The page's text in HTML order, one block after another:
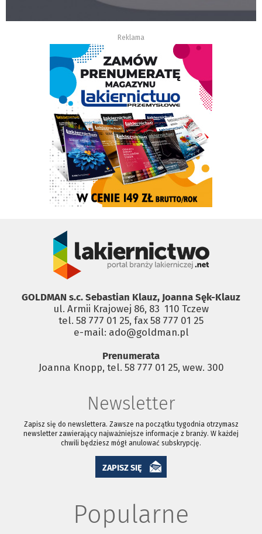
Reklama
GOLDMAN s.c. Sebastian Klauz, Joanna Sęk-Klauz
ul. Armii Krajowej 86, 83 ­ 110 Tczew
tel. 58 777 01 25, fax 58 777 01 25
e-mail: ado@goldman.pl
Prenumerata
Joanna Knopp, tel. 58 777 01 25, wew. 300
Newsletter
Zapisz się do newslettera. Zawsze na początku tygodnia otrzymasz
newsletter zawierający najważniejsze informacje z branży. W każdej
chwili będziesz mógł anulować subskrypcję.
ZAPISZ SIĘ
Popularne